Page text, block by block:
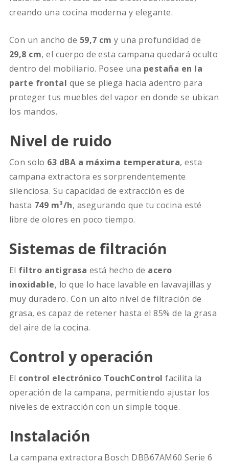
creando una cocina moderna y elegante.
Con un ancho de 59,7 cm y una profundidad de
29,8 cm, el cuerpo de esta campana quedará oculto
dentro del mobiliario. Posee una pestaña en la
parte frontal que se pliega hacia adentro para
proteger tus muebles del vapor en donde se ubican
los mandos.
Nivel de ruido
Con solo 63 dBA a máxima temperatura, esta
campana extractora es sorprendentemente
silenciosa. Su capacidad de extracción es de
hasta 749 m³/h, asegurando que tu cocina esté
libre de olores en poco tiempo.
Sistemas de filtración
El filtro antigrasa está hecho de acero
inoxidable, lo que lo hace lavable en lavavajillas y
muy duradero. Con un alto nivel de filtración de
grasa, es capaz de retener hasta el 85% de la grasa
del aire de la cocina.
Control y operación
El control electrónico TouchControl facilita la
operación de la campana, permitiendo ajustar los
niveles de extracción con un simple toque.
Instalación
La campana extractora Bosch DBB67AM60 Serie 6